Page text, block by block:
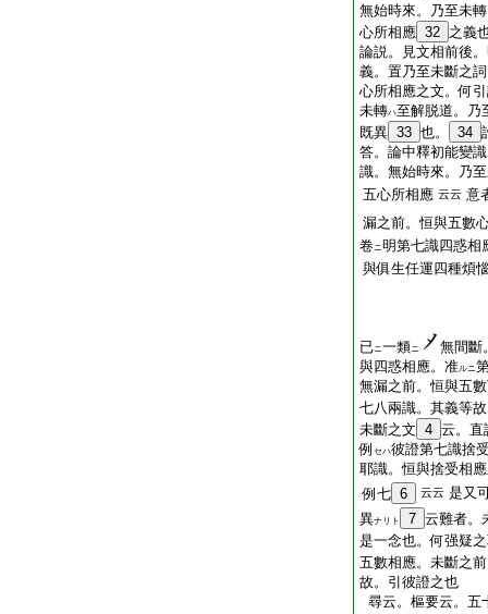
無始時來。乃至未
心所相應 32 之義
論説。見文相前後
義。置乃至未斷之
心所相應之文。何
未轉ハ至解脱道。乃
既異 33 也。 34
答。論中釋初能變識
識。無始時來。乃
五心所相應 云云 意
漏之前。恒與五數
卷ニ明第七識四惑相
與俱生任運四種煩
已ニ一類ニ
無間斷
與四惑相應。准ルニ
無漏之前。恒與五
七八兩識。其義等
未斷之文 4 云。直
例 セハ彼證第七識捨
耶識。恒與捨受相
例七 6 云云 是又
異ナリト 7 云難者。
是一念也。何强疑
五數相應。未斷之
故。引彼證之也
尋云。樞要云。五